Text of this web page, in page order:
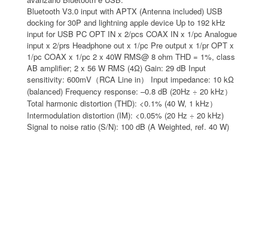
Bluetooth V3.0 input with APTX (Antenna included) USB
docking for 30P and lightning apple device Up to 192 kHz
input for USB PC OPT IN x 2/pcs COAX IN x 1/pc Analogue
input x 2/prs Headphone out x 1/pc Pre output x 1/pr OPT x
1/pc COAX x 1/pc 2 x 40W RMS@ 8 ohm THD = 1%, class
AB amplifier; 2 x 56 W RMS (4Ω) Gain: 29 dB Input
sensitivity: 600mV （ RCA Line in）
Input impedance: 10 kΩ
(balanced) Frequency response: –0.8 dB (20Hz ÷ 20 kHz ）
Total harmonic distortion (THD): <0.1% (40 W, 1 kHz ）
Intermodulation distortion (IM): <0.05% (20 Hz ÷ 20 kHz)
Signal to noise ratio (S/N): 100 dB (A Weighted, ref. 40 W)